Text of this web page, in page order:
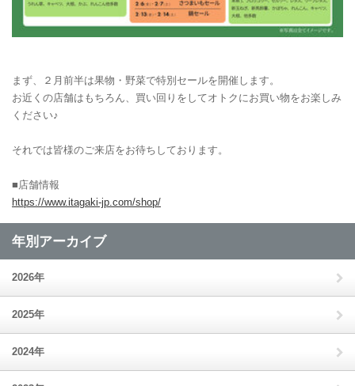
まず、２月前半は果物・野菜で特別セールを開催します。
お近くの店舗はもちろん、買い回りをしてオトクにお買い物をお楽しみ
ください♪
それでは皆様のご来店をお待ちしております。
■店舗情報
https://www.itagaki-jp.com/shop/
年別アーカイブ
2026年
2025年
2024年